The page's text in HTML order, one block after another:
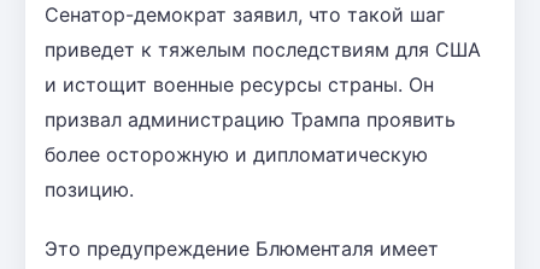
Сенатор-демократ заявил, что такой шаг
приведет к тяжелым последствиям для США
и истощит военные ресурсы страны. Он
призвал администрацию Трампа проявить
более осторожную и дипломатическую
позицию.
Это предупреждение Блюменталя имеет